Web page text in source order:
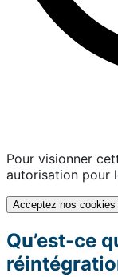
Pour visionner
autorisation pour
Acceptez nos cookies
Qu’est-ce